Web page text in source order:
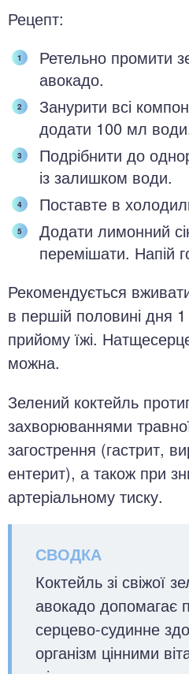
Рецепт:
Ретельно промити
авокадо.
Занурити всі
додати 100 мл
Подрібнити до
із залишком води.
Поставте в
Додати лимонний
перемішати. Напій
Рекомендується
в першій половині дня
прийому їжі.
можна.
Зелений коктейль
захворюваннями
загострення (гастрит,
ентерит), а також при
артеріальному тиску.
Коктейль зі свіжої
авокадо допомагає
серцево-судинне
організм цінними